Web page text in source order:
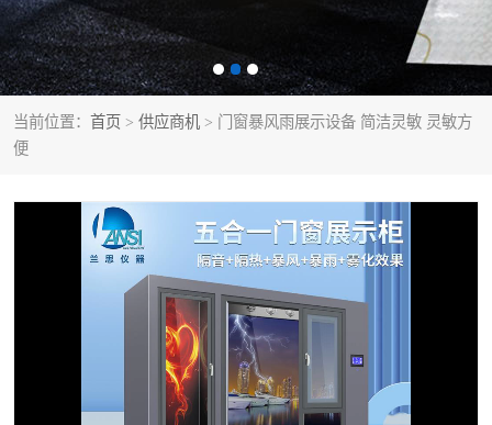
当前位置： 首页 > 供应商机 > 门窗暴风雨展示设备 简洁灵敏 灵敏方
便